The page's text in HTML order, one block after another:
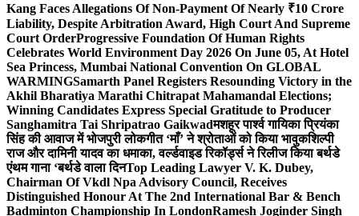
Kang Faces Allegations Of Non-Payment Of Nearly ₹10 Crore
Liability, Despite Arbitration Award, High Court And Supreme
Court OrderProgressive Foundation Of Human Rights
Celebrates World Environment Day 2026 On June 05, At Hotel
Sea Princess, Mumbai National Convention On GLOBAL
WARMINGSamarth Panel Registers Resounding Victory in the
Akhil Bharatiya Marathi Chitrapat Mahamandal Elections;
Winning Candidates Express Special Gratitude to Producer
Sanghamitra Tai Shripatrao Gaikwadमशहूर पार्श्व गायिका प्रियंका
सिंह की आवाज में भोजपुरी लोकगीत ‘माँ’ ने श्रोताओं को किया भावुकशिल्पी
राज और दामिनी यादव का धमाका, वर्ल्डवाइड रिकॉर्ड्स ने रिलीज किया बर्थडे
एंथम गाना ‘बर्थडे वाला दिनTop Leading Lawyer V. K. Dubey,
Chairman Of Vkdl Npa Advisory Council, Receives
Distinguished Honour At The 2nd International Bar & Bench
Badminton Championship In LondonRamesh Joginder Singh